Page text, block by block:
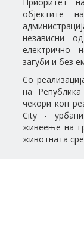
објектите
независни
електрично
загуби и без
Со
на
чекори кон
City -
живеење на
животната